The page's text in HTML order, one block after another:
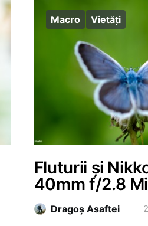
Macro Vietăţi
Fluturii și
40mm f/2.8
Dragoş Asaftei